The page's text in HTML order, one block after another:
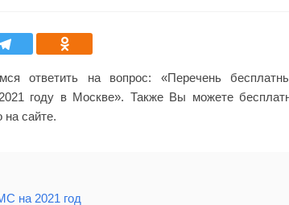
ответить на вопрос: «Перечень
году в Москве». Также Вы можете
на сайте.
на 2021 год